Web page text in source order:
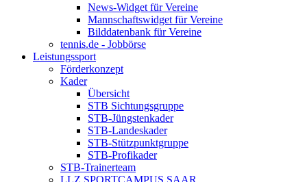
News-Widget für Vereine
Mannschaftswidget für Vereine
Bilddatenbank für Vereine
tennis.de - Jobbörse
Leistungssport
Förderkonzept
Kader
Übersicht
STB Sichtungsgruppe
STB-Jüngstenkader
STB-Landeskader
STB-Stützpunktgruppe
STB-Profikader
STB-Trainerteam
LLZ SPORTCAMPUS SAAR